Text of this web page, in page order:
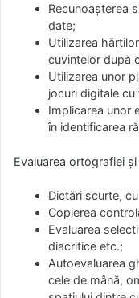
Recunoașterea
date;
Utilizarea
cuvintelor după
Utilizarea unor
jocuri digitale
Implicarea unor
în identificarea
Evaluarea ortografiei
Dictări scurte,
Copierea
Evaluarea
diacritice etc.;
Autoevaluarea
cele de mână,